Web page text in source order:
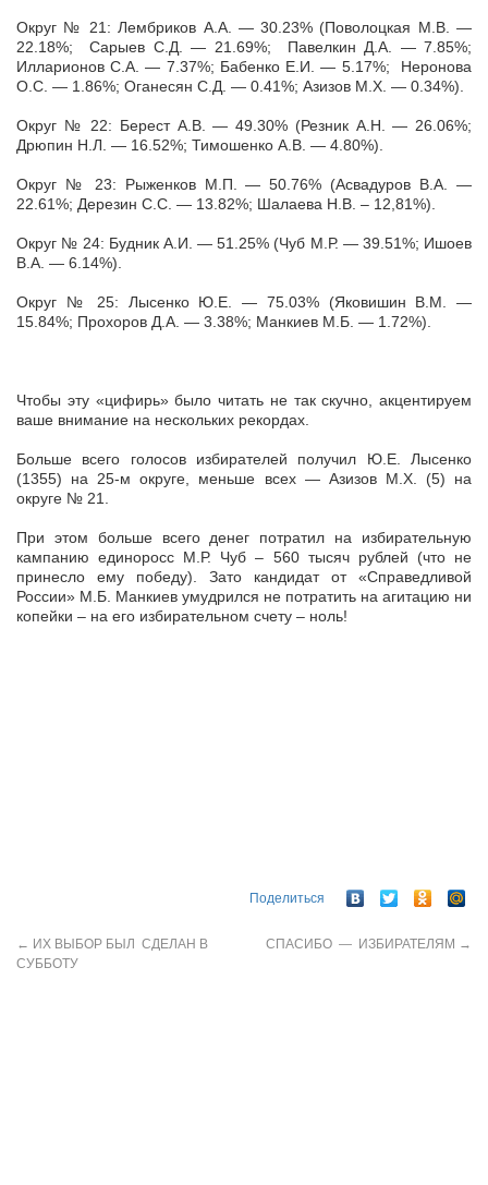
Округ № 21: Лембриков А.А. — 30.23% (Поволоцкая М.В. —
22.18%; Сарыев С.Д. — 21.69%; Павелкин Д.А. — 7.85%;
Илларионов С.А. — 7.37%; Бабенко Е.И. — 5.17%; Неронова
О.С. — 1.86%; Оганесян С.Д. — 0.41%; Азизов М.Х. — 0.34%).
Округ № 22: Берест А.В. — 49.30% (Резник А.Н. — 26.06%;
Дрюпин Н.Л. — 16.52%; Тимошенко А.В. — 4.80%).
Округ № 23: Рыженков М.П. — 50.76% (Асвадуров В.А. —
22.61%; Дерезин С.С. — 13.82%; Шалаева Н.В. – 12,81%).
Округ № 24: Будник А.И. — 51.25% (Чуб М.Р. — 39.51%; Ишоев
В.А. — 6.14%).
Округ № 25: Лысенко Ю.Е. — 75.03% (Яковишин В.М. —
15.84%; Прохоров Д.А. — 3.38%; Манкиев М.Б. — 1.72%).
Чтобы эту «цифирь» было читать не так скучно, акцентируем
ваше внимание на нескольких рекордах.
Больше всего голосов избирателей получил Ю.Е. Лысенко
(1355) на 25-м округе, меньше всех — Азизов М.Х. (5) на
округе № 21.
При этом больше всего денег потратил на избирательную
кампанию единоросс М.Р. Чуб – 560 тысяч рублей (что не
принесло ему победу). Зато кандидат от «Справедливой
России» М.Б. Манкиев умудрился не потратить на агитацию ни
копейки – на его избирательном счету – ноль!
Поделиться
← ИХ ВЫБОР БЫЛ СДЕЛАН В
СУББОТУ
СПАСИБО — ИЗБИРАТЕЛЯМ →